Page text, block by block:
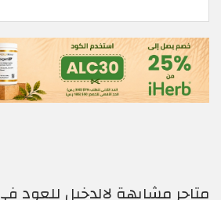
متاجر مشابهة لالدخيل للعود